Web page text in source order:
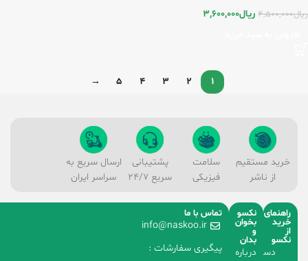
ریال4,500,000 ریال3,600,000
1
2
3
4
5
→
خرید مستقیم
از ناشر
سلامت
فیزیکی
پشتیبانی
سریع 24/7
ارسال سریع به
سراسر ایران
راهنمای
خرید
از
نکسو
دسته
نکسو
بخوان
و
بدان
درباره
تماس با ما
info@naskoo.ir
پیگیری سفارشات :